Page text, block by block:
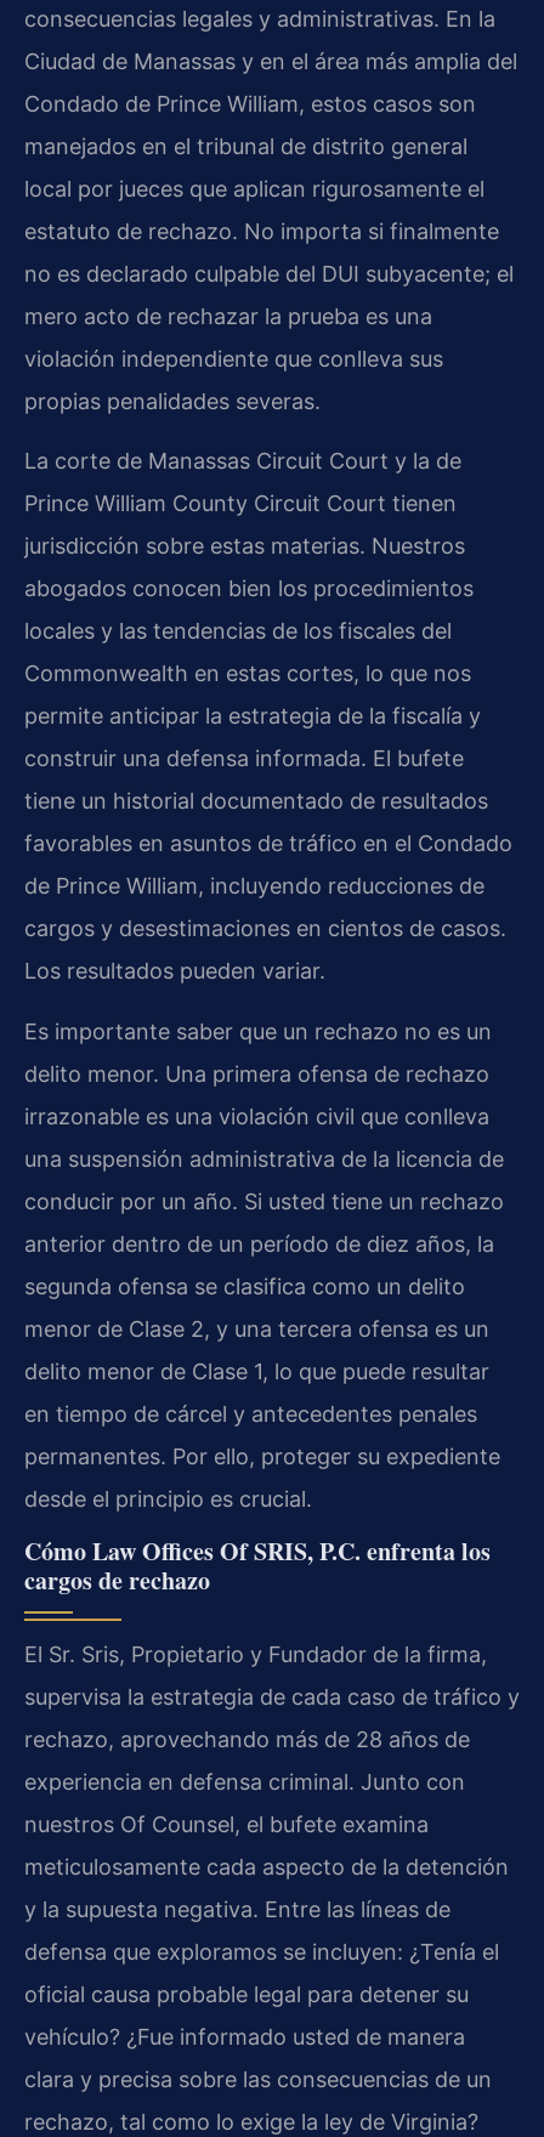
consecuencias legales y administrativas. En la
Ciudad de Manassas y en el área más amplia del
Condado de Prince William, estos casos son
manejados en el tribunal de distrito general
local por jueces que aplican rigurosamente el
estatuto de rechazo. No importa si finalmente
no es declarado culpable del DUI subyacente; el
mero acto de rechazar la prueba es una
violación independiente que conlleva sus
propias penalidades severas.
La corte de Manassas Circuit Court y la de
Prince William County Circuit Court tienen
jurisdicción sobre estas materias. Nuestros
abogados conocen bien los procedimientos
locales y las tendencias de los fiscales del
Commonwealth en estas cortes, lo que nos
permite anticipar la estrategia de la fiscalía y
construir una defensa informada. El bufete
tiene un historial documentado de resultados
favorables en asuntos de tráfico en el Condado
de Prince William, incluyendo reducciones de
cargos y desestimaciones en cientos de casos.
Los resultados pueden variar.
Es importante saber que un rechazo no es un
delito menor. Una primera ofensa de rechazo
irrazonable es una violación civil que conlleva
una suspensión administrativa de la licencia de
conducir por un año. Si usted tiene un rechazo
anterior dentro de un período de diez años, la
segunda ofensa se clasifica como un delito
menor de Clase 2, y una tercera ofensa es un
delito menor de Clase 1, lo que puede resultar
en tiempo de cárcel y antecedentes penales
permanentes. Por ello, proteger su expediente
desde el principio es crucial.
Cómo Law Offices Of SRIS, P.C. enfrenta los
cargos de rechazo
El Sr. Sris, Propietario y Fundador de la firma,
supervisa la estrategia de cada caso de tráfico y
rechazo, aprovechando más de 28 años de
experiencia en defensa criminal. Junto con
nuestros Of Counsel, el bufete examina
meticulosamente cada aspecto de la detención
y la supuesta negativa. Entre las líneas de
defensa que exploramos se incluyen: ¿Tenía el
oficial causa probable legal para detener su
vehículo? ¿Fue informado usted de manera
clara y precisa sobre las consecuencias de un
rechazo, tal como lo exige la ley de Virginia?